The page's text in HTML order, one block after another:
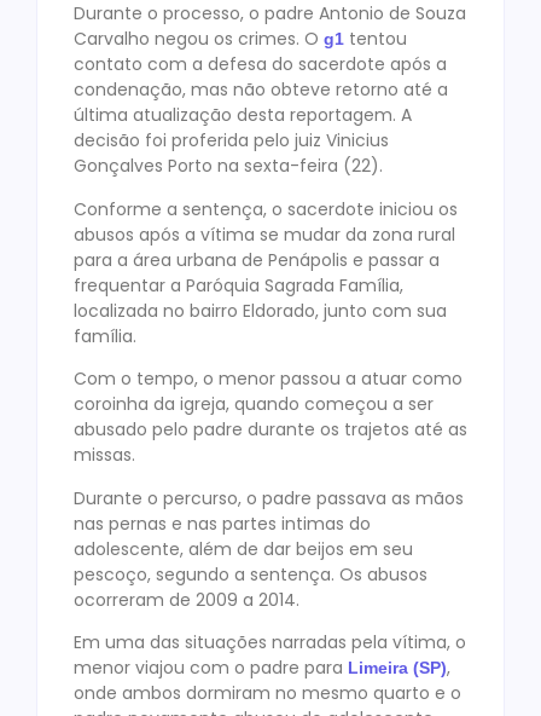
Durante o processo, o padre Antonio de Souza
Carvalho negou os crimes. O g1 tentou
contato com a defesa do sacerdote após a
condenação, mas não obteve retorno até a
última atualização desta reportagem. A
decisão foi proferida pelo juiz Vinicius
Gonçalves Porto na sexta-feira (22).
Conforme a sentença, o sacerdote iniciou os
abusos após a vítima se mudar da zona rural
para a área urbana de Penápolis e passar a
frequentar a Paróquia Sagrada Família,
localizada no bairro Eldorado, junto com sua
família.
Com o tempo, o menor passou a atuar como
coroinha da igreja, quando começou a ser
abusado pelo padre durante os trajetos até as
missas.
Durante o percurso, o padre passava as mãos
nas pernas e nas partes intimas do
adolescente, além de dar beijos em seu
pescoço, segundo a sentença. Os abusos
ocorreram de 2009 a 2014.
Em uma das situações narradas pela vítima, o
menor viajou com o padre para Limeira (SP),
onde ambos dormiram no mesmo quarto e o